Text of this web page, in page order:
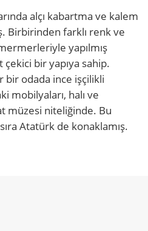
alçı kabartma ve kalem
Birbirinden farklı renk ve
yapılmış
bir yapıya sahip.
bir odada ince işçilikli
mobilyaları, halı ve
müzesi niteliğinde. Bu
Atatürk de konaklamış.